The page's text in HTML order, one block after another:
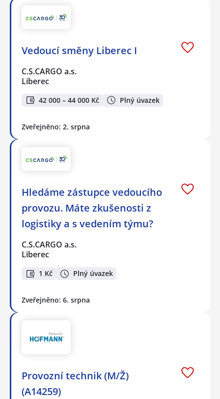
Vedoucí směny Liberec I
C.S.CARGO a.s.
Liberec
42 000 – 44 000 Kč Plný úvazek
Zveřejněno: 2. srpna
Hledáme zástupce vedoucího
provozu. Máte zkušenosti z
logistiky a s vedením týmu?
C.S.CARGO a.s.
Liberec
1 Kč Plný úvazek
Zveřejněno: 6. srpna
Provozní technik (M/Ž)
(A14259)